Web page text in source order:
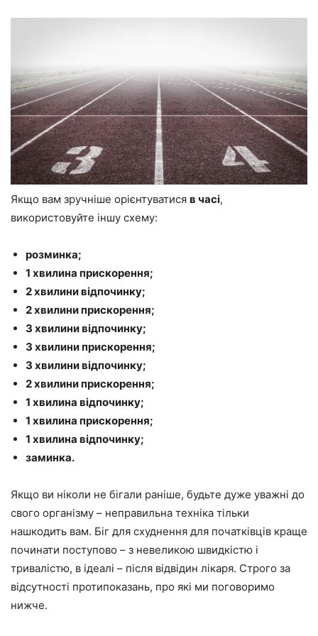
Якщо вам зручніше орієнтуватися в часі,
використовуйте іншу схему:
розминка;
1 хвилина прискорення;
2 хвилини відпочинку;
2 хвилини прискорення;
3 хвилини відпочинку;
3 хвилини прискорення;
3 хвилини відпочинку;
2 хвилини прискорення;
1 хвилина відпочинку;
1 хвилина прискорення;
1 хвилина відпочинку;
заминка.
Якщо ви ніколи не бігали раніше, будьте дуже уважні до
свого організму – неправильна техніка тільки
нашкодить вам. Біг для схуднення для початківців краще
починати поступово – з невеликою швидкістю і
тривалістю, в ідеалі – після відвідин лікаря. Строго за
відсутності протипоказань, про які ми поговоримо
нижче.